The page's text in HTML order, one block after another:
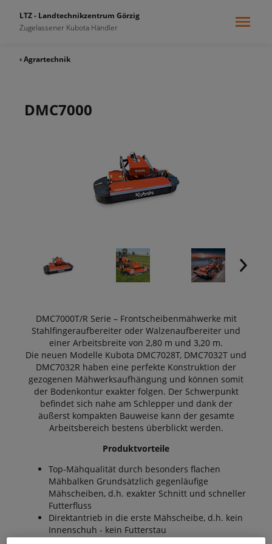
LTZ - Landtechnikzentrum Görzig
Zugelassener Kubota Händler
‹ Agrartechnik
DMC7000
DMC7000T/R Serie – Frontscheibenmähwerke mit
Stahlfingeraufbereiter oder Walzenaufbereiter und
einer Arbeitsbreite von 2,80 m und 3,20 m.
Die neuen Modelle Kubota DMC7028T, DMC7032T und
DMC7032R haben eine perfekte Konstruktion der
gezogenen Mähwerksaufhängung und können somit
der Bodenkontur exakter folgen. Der Schwerpunkt
befindet sich nahe am Schlepper und dank der
äußerst kompakten Bauweise kann der gesamte
Arbeitsbereich bestens überblickt werden.
Produktvorteile
Top-Mähqualität durch besonders flachen
Mähbalken Grundsätzlich gegenläufige
Mähscheiben, d.h. exakter Schnitt und schneller
Futterfluss
Direktantrieb in die erste Mähscheibe, d.h. kein
Innenschuh - kein Futterstau